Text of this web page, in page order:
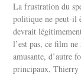
La frustration du
politique ne peut-il
devrait
l’est pas, ce film ne
amusante, d’autre
principaux, Thierry